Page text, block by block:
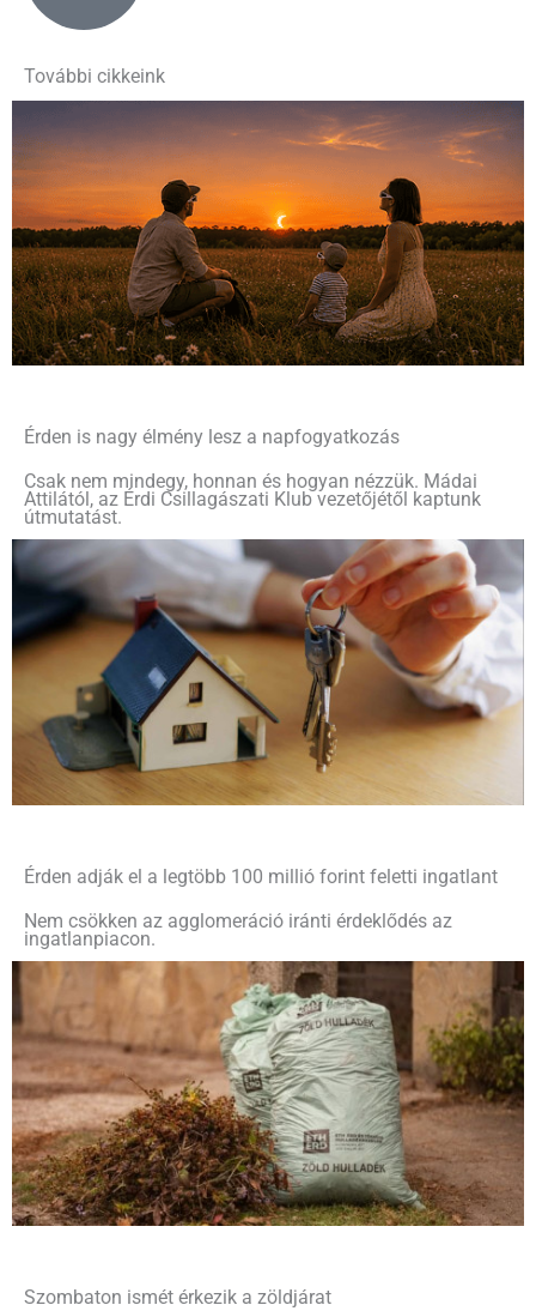
További cikkeink
Érden is nagy élmény lesz a napfogyatkozás
Csak nem mindegy, honnan és hogyan nézzük. Mádai
Attilától, az Érdi Csillagászati Klub vezetőjétől kaptunk
útmutatást.
Érden adják el a legtöbb 100 millió forint feletti ingatlant
Nem csökken az agglomeráció iránti érdeklődés az
ingatlanpiacon.
Szombaton ismét érkezik a zöldjárat